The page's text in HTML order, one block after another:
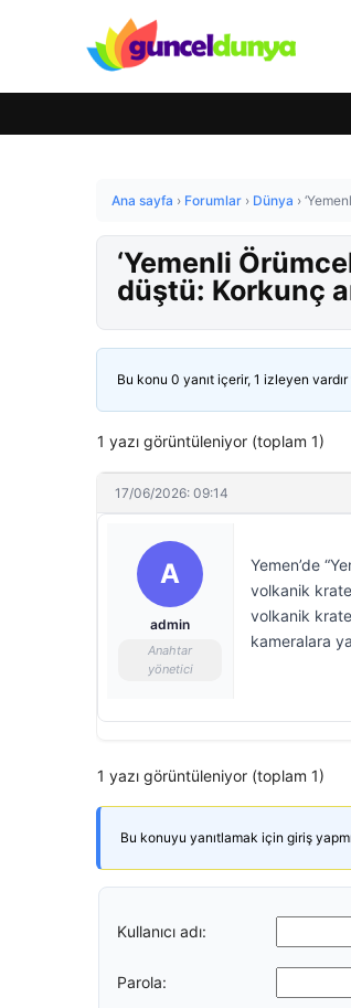
Ana sayfa › Forumlar › Dünya ›
‘Yemenli
düştü: Korkunç
Bu konu 0 yanıt içerir, 1 izleyen
1 yazı görüntüleniyor (toplam 1)
17/06/2026: 09:14
A
admin
Anahtar
yönetici
Yemen’de
volkanik
volkanik
kameralara
1 yazı görüntüleniyor (toplam 1)
Bu konuyu yanıtlamak için giriş
Kullanıcı adı:
Parola: